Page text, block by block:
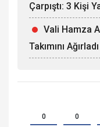
Çarpıştı: 3 Kişi
Vali Hamza
Takımını Ağırladı
0 0